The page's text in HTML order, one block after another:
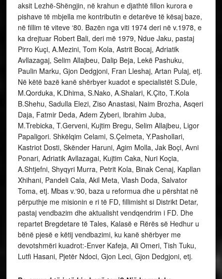
aksit Lezhë-Shëngjin, në krahun e djathtë fillon kurora e
pishave të mbjella me kontributin e detarëve të kësaj baze,
në fillim të viteve ‘80. Bazën nga viti 1974 deri në v.1978, e
ka drejtuar Robert Bali, deri më 1979, Ndue Jaku, pastaj
Pirro Kuçi, A.Mezini, Tom Kola, Astrit Bocaj, Adriatik
Avllazagaj, Selim Allajbeu, Dalip Beja, Lekë Pashuku,
Paulin Marku, Gjon Dedgjoni, Fran Lleshaj, Artan Pulaj, etj.
Në këtë bazë kanë shërbyer kuadot e specialistët S.Dule,
M.Qorduka, K.Dhima, S.Nako, A.Shalari, K.Çito, T.Kola
B.Shehu, Sadulla Elezi, Ziso Anastasi, Naim Brozha, Asqeri
Daja, Fatmir Deda, Adem Zyberi, Ibrahim Juba,
M.Trebicka, T.Gerveni, Kujtim Bregu, Selim Allajbeu, Ligor
Papaligori. Shkëlqim Celami, S.Çelmeta, Y.Pashollari,
Kastriot Dosti, Skënder Haruni, Agim Molla, Jak Boçi, Avni
Ponari, Adriatik Avllazagai, Kujtim Caka, Nuri Koçia,
A.Shtjefni, Shyqyri Murra, Petrit Kola, Binak Cenaj, Kapllan
Xhihani, Pandeli Cala, Akil Meta, Vlash Doda, Salvator
Toma, etj. Mbas v.‘90, baza u reformua dhe u përshtat në
përputhje me misionin e ri të FD, fillimisht si Distrikt Detar,
pastaj vendbazim dhe aktualisht vendqendrim i FD. Dhe
repartet Bregdetare të Tales, Kalasë e Rërës së Hedhur u
bënë pjesë e këtij vendbazimi, ku kanë shërbyer me
devotshmëri kuadrot:-Enver Kafeja, Ali Omeri, Tish Tuku,
Lutfi Hasani, Pjetër Ndoci, Gjon Leci, Gjon Dedgjoni, etj.